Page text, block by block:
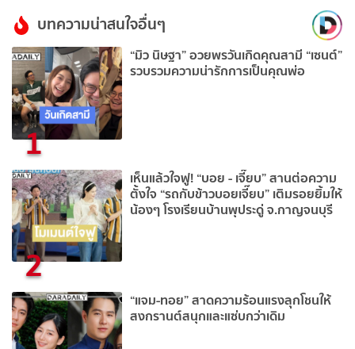
บทความน่าสนใจอื่นๆ
1
“มิว นิษฐา” อวยพรวันเกิดคุณสามี “เซนต์”
รวบรวมความน่ารักการเป็นคุณพ่อ
2
เห็นแล้วใจฟู! “บอย - เจี๊ยบ” สานต่อความ
ตั้งใจ “รถกับข้าวบอยเจี๊ยบ” เติมรอยยิ้มให้
น้องๆ โรงเรียนบ้านพุประดู่ จ.กาญจนบุรี
“แจม-ทอย” สาดความร้อนแรงลุกโชนให้
สงกรานต์สนุกและแซ่บกว่าเดิม